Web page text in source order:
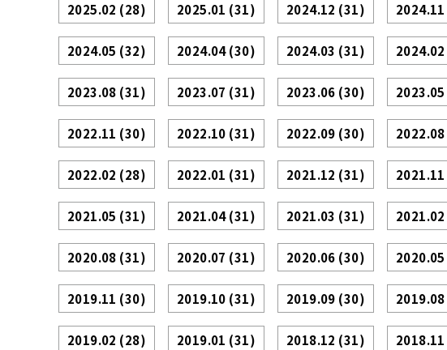
2025.02 (28) 2025.01 (31) 2024.12 (31) 2024.11
2024.05 (32) 2024.04(30) 2024.03 (31) 2024.02
2023.08 (31) 2023.07 (31) 2023.06 (30) 2023.05
2022.11 (30) 2022.10 (31) 2022.09 (30) 2022.08
2022.02 (28) 2022.01 (31) 2021.12 (31) 2021.11
2021.05 (31) 2021.04(31) 2021.03 (31) 2021.02
2020.08 (31) 2020.07 (31) 2020.06 (30) 2020.05
2019.11 (30) 2019.10 (31) 2019.09 (30) 2019.08
2019.02 (28) 2019.01 (31) 2018.12 (31) 2018.11